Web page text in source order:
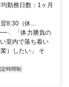
勤務日数：1ヶ月
（休...
「体力勝負の
室内で落ち着い
）したい」 そ
定時間制